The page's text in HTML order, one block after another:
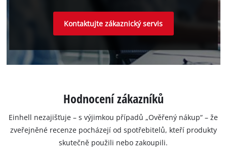
Kontaktujte zákaznický servis
Hodnocení zákazníků
Einhell nezajišťuje – s výjimkou případů „Ověřený nákup“ – že
zveřejněné recenze pocházejí od spotřebitelů, kteří produkty
skutečně použili nebo zakoupili.